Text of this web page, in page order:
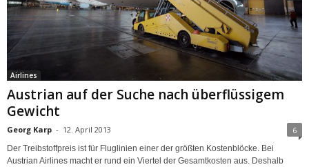
Airlines
Austrian auf der Suche nach überflüssigem
Gewicht
Georg Karp - 12. April 2013 6
Der Treibstoffpreis ist für Fluglinien einer der größten Kostenblöcke. Bei
Austrian Airlines macht er rund ein Viertel der Gesamtkosten aus. Deshalb